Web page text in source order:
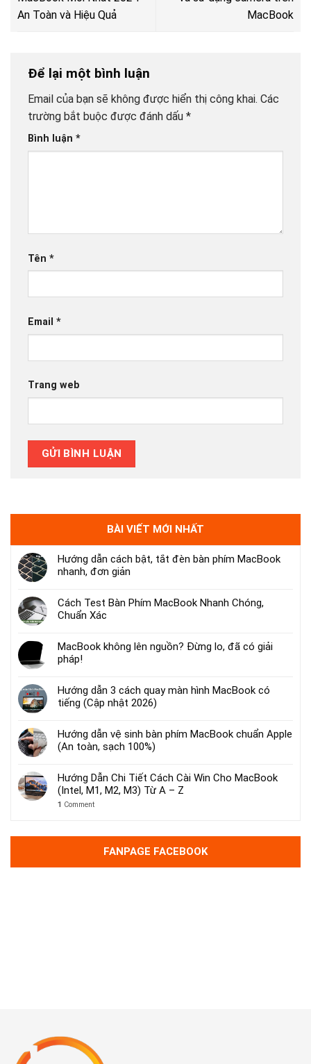
An Toàn và Hiệu Quả
MacBook
Để lại một bình luận
Email của bạn sẽ không được hiển thị công khai. Các
trường bắt buộc được đánh dấu *
Bình luận *
Tên *
Email *
Trang web
BÀI VIẾT MỚI NHẤT
Hướng dẫn cách bật, tắt đèn bàn phím MacBook
nhanh, đơn giản
Cách Test Bàn Phím MacBook Nhanh Chóng,
Chuẩn Xác
MacBook không lên nguồn? Đừng lo, đã có giải
pháp!
Hướng dẫn 3 cách quay màn hình MacBook có
tiếng (Cập nhật 2026)
Hướng dẫn vệ sinh bàn phím MacBook chuẩn Apple
(An toàn, sạch 100%)
Hướng Dẫn Chi Tiết Cách Cài Win Cho MacBook
(Intel, M1, M2, M3) Từ A – Z
1 Comment
FANPAGE FACEBOOK